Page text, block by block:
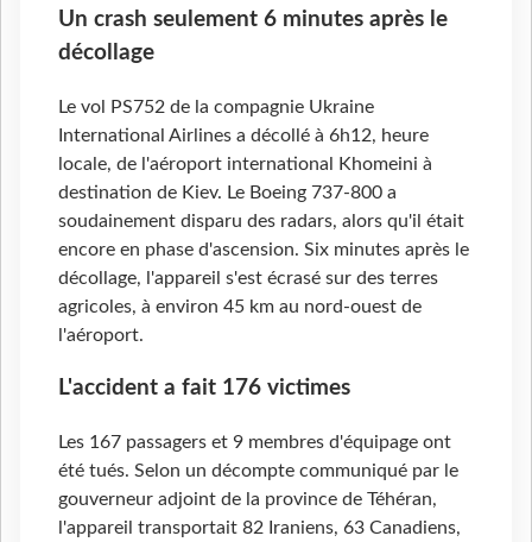
Un crash seulement 6 minutes après le
décollage
Le vol PS752 de la compagnie Ukraine
International Airlines a décollé à 6h12, heure
locale, de l'aéroport international Khomeini à
destination de Kiev. Le Boeing 737-800 a
soudainement disparu des radars, alors qu'il était
encore en phase d'ascension. Six minutes après le
décollage, l'appareil s'est écrasé sur des terres
agricoles, à environ 45 km au nord-ouest de
l'aéroport.
L'accident a fait 176 victimes
Les 167 passagers et 9 membres d'équipage ont
été tués. Selon un décompte communiqué par le
gouverneur adjoint de la province de Téhéran,
l'appareil transportait 82 Iraniens, 63 Canadiens,